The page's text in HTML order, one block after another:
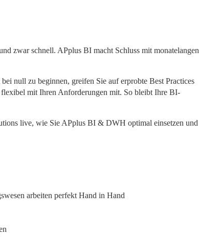
zwar schnell. APplus BI macht Schluss mit monatelangen
bei null zu beginnen, greifen Sie auf erprobte Best Practices
flexibel mit Ihren Anforderungen mit. So bleibt Ihre BI-
live, wie Sie APplus BI & DWH optimal einsetzen und
arbeiten perfekt Hand in Hand